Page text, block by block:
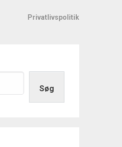
Privatlivspolitik
Søg